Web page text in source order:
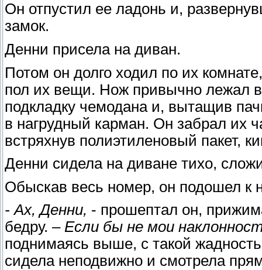
Он отпустил ее ладонь и,
замок.
Денни присела на диван.
Потом он долго ходил по их
пол их вещи. Нож привычно лежал в
подкладку чемодана и, вытащив
в нагрудный карман. Он забрал их
встряхнув полиэтиленовый пакет,
Денни сидела на диване тихо,
Обыскав весь номер, он подошел к
- Ах, Денни, - прошептал он,
бедру. – Если бы не мои
поднимаясь выше, с такой
сидела неподвижно и смотрела